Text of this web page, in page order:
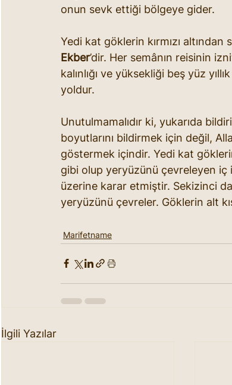
onun sevk ettiği bölgeye gider.
Yedi kat göklerin kırmızı altından
Ekber’dir. Her semânın reisinin
kalınlığı ve yüksekliği beş yüz
yoldur.
Unutulmamalıdır ki, yukarıda
boyutlarını bildirmek için değil,
göstermek içindir. Yedi kat
gibi olup yeryüzünü çevreleyen iç
üzerine karar etmiştir. Sekizinci
yeryüzünü çevreler. Göklerin alt
Marifetname
İlgili Yazılar